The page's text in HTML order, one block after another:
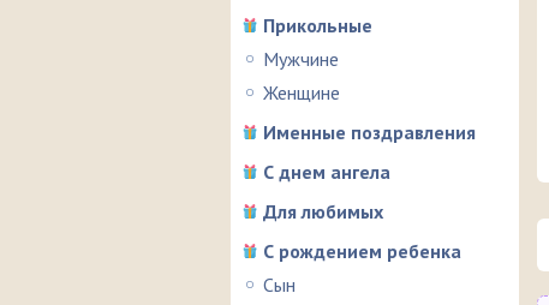
Прикольные
Мужчине
Женщине
Именные поздравления
С днем ангела
Для любимых
С рождением ребенка
Сын